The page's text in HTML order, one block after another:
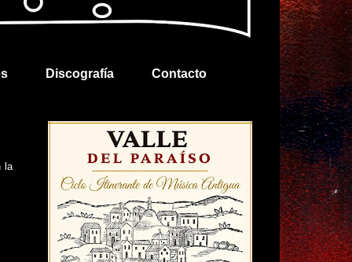
Discografía Contacto
la